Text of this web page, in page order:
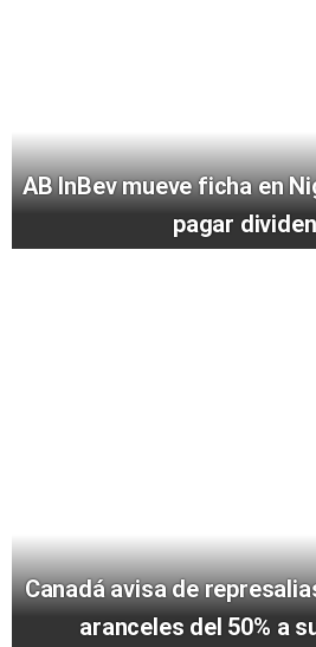
AB InBev mueve ficha en
pagar
Canadá avisa de
aranceles del 50% a